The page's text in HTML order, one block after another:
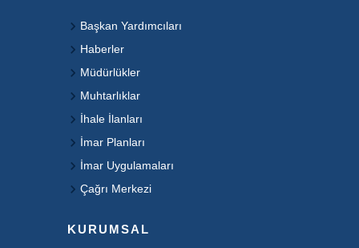
Başkan Yardımcıları
Haberler
Müdürlükler
Muhtarlıklar
İhale İlanları
İmar Planları
İmar Uygulamaları
Çağrı Merkezi
KURUMSAL